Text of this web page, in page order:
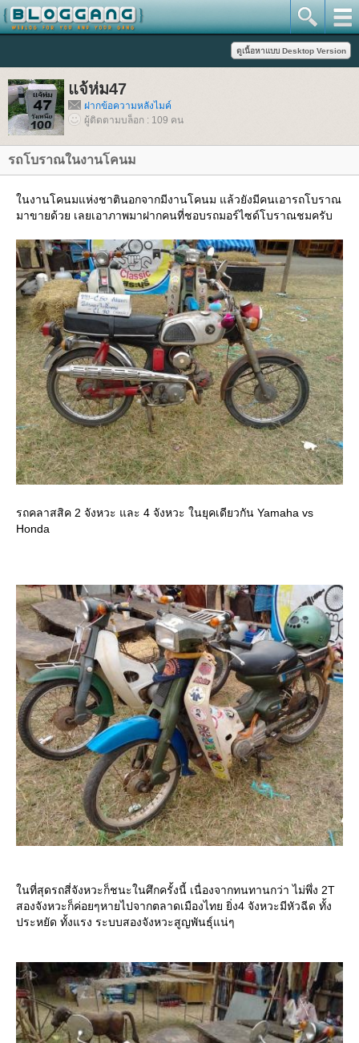
จ้ห่ม47
ฝากข้อความหลังไมค์
ผู้ติดตามบล็อก : 109 คน
รถโบราณในงานโคนม
นงานโคนมแห่งชาตินอกจากมีงานโคนม แล้วยังมีคนเอารถโบราณ
มาขายด้วย เลยเอาภาพมาฝากคนที่ชอบรถมอร์ไซด์โบราณชมครับ
รถคลาสสิค 2 จังหวะ และ 4 จังหวะ ในยุคเดียวกัน Yamaha vs
Honda
นที่สุดรถสี่จังหวะก็ชนะในศึกครั้งนี้ เนื่องจากทนทานกว่า ไม่พึ่ง 2T
สองจังหวะก็ค่อยๆหายไปจากตลาดเมืองไทย ยิ่ง4 จังหวะมีหัวฉีด ทั้ง
ประหยัด ทั้งแรง ระบบสองจังหวะสูญพันธุ์แน่ๆ